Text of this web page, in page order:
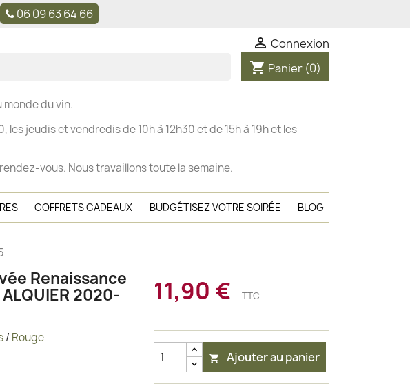
06 09 63 64 66
 Connexion
shopping_cart Panier (0)
du vin.
les jeudis et vendredis de 10h à 12h30 et de 15h à 19h et les
vous. Nous travaillons toute la semaine.
COFFRETS CADEAUX BUDGÉTISEZ VOTRE SOIRÉE BLOG
Renaissance
2020-
/ Rouge
11,90 € TTC
 Ajouter au panier